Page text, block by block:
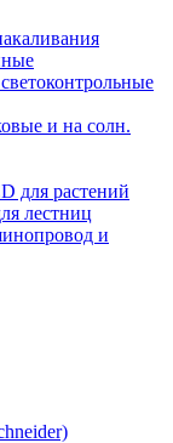
и на солн.
для растений
лестниц
и